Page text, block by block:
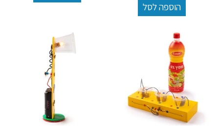
הוספה לסל